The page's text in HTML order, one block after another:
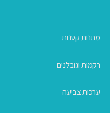
מתנות קטנות
רקמות וגובלנים
ערכות צביעה